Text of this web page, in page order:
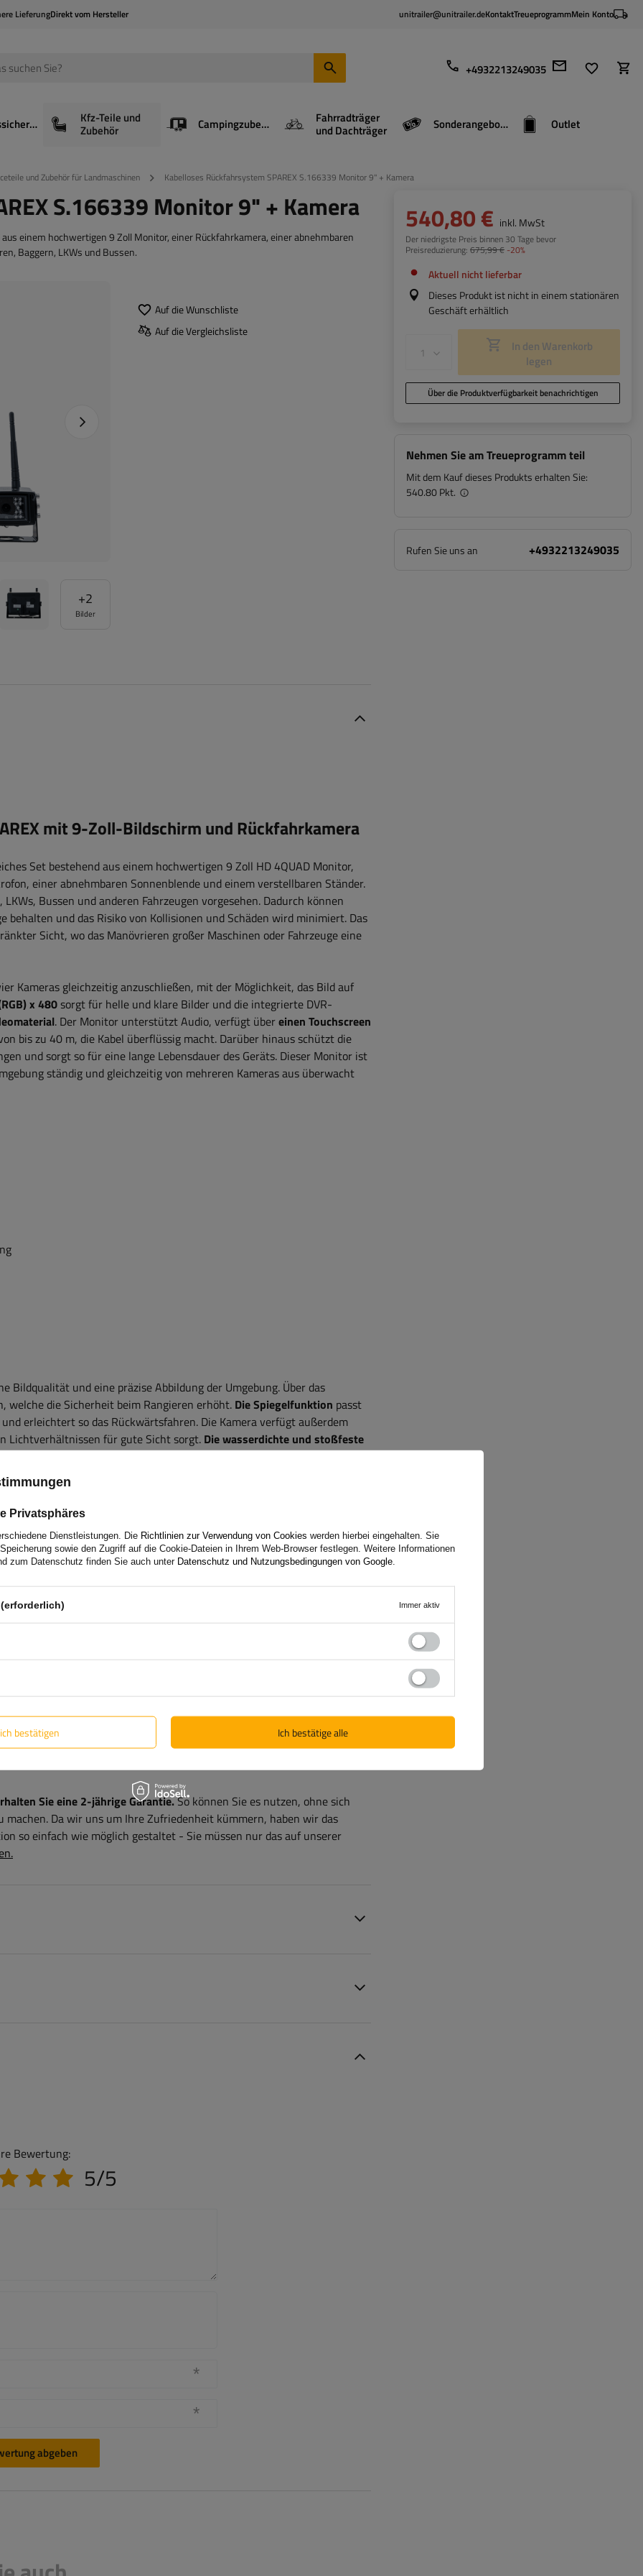
LieferungDirekt vom Hersteller unitrailer@unitrailer.deKontaktTreueprogrammMein Konto
+4932213249035
Ladungssicherung Kfz-Teile und
Zubehör Campingzubehör Fahrradträger
und Dachträger Sonderangebote Outlet
und Zubehör für Landmaschinen Kabelloses Rückfahrsystem SPAREX S.166339 Monitor 9" + Kamera
S.166339 Monitor 9" + Kamera
einem hochwertigen 9 Zoll Monitor, einer Rückfahrkamera, einer abnehmbaren
Baggern, LKWs und Bussen.
+2
Bilder
Nächstes Foto
Auf die Wunschliste
Auf die Vergleichsliste
540,80 € inkl. MwSt
Der niedrigste Preis binnen 30 Tage bevor
Preisreduzierung: 675,99 € -20%
Aktuell nicht lieferbar
Dieses Produkt ist nicht in einem stationären
Geschäft erhältlich
legen
Über die Produktverfügbarkeit benachrichtigen
Nehmen Sie am Treueprogramm teil
Mit dem Kauf dieses Produkts erhalten Sie:
540.80 Pkt.
Rufen Sie uns an +4932213249035
mit 9-Zoll-Bildschirm und Rückfahrkamera
Set bestehend aus einem hochwertigen 9 Zoll HD 4QUAD Monitor,
, einer abnehmbaren Sonnenblende und einem verstellbaren Ständer.
Bussen und anderen Fahrzeugen vorgesehen. Dadurch können
behalten und das Risiko von Kollisionen und Schäden wird minimiert. Das
Sicht, wo das Manövrieren großer Maschinen oder Fahrzeuge eine
Kameras gleichzeitig anzuschließen, mit der Möglichkeit, das Bild auf
x 480sorgt für helle und klare Bilder und die integrierte DVR-
. Der Monitor unterstützt Audio, verfügt übereinen Touchscreen
bis zu 40 m, die Kabel überflüssig macht. Darüber hinaus schützt die
und sorgt so für eine lange Lebensdauer des Geräts. Dieser Monitor ist
ständig und gleichzeitig von mehreren Kameras aus überwacht
Bildqualität und eine präzise Abbildung der Umgebung. Über das
welche die Sicherheit beim Rangieren erhöht. Die Spiegelfunktion passt
erleichtert so das Rückwärtsfahren. Die Kamera verfügt außerdem
Lichtverhältnissen für gute Sicht sorgt. Die wasserdichte und stoßfeste
auch bei rauen Wetterbedingungen.Der weite Betrachtungswinkel von
hinter dem Fahrzeug und minimiert tote Winkel.
mm
Sie eine 2-jährige Garantie.So können Sie es nutzen, ohne sich
machen. Da wir uns um Ihre Zufriedenheit kümmern, haben wir das
so einfach wie möglich gestaltet - Sie müssen nur das auf unserer
Bewertung:
5/5
abgeben
Privatsphäres
Dienstleistungen. Die Richtlinien zur Verwendung von Cookies werden hierbei eingehalten. Sie
sowie den Zugriff auf die Cookie-Dateien in Ihrem Web-Browser festlegen. Weitere Informationen
zum Datenschutz finden Sie auch unter Datenschutz und Nutzungsbedingungen von Google
Immer aktiv
bestätigen Ich bestätige alle